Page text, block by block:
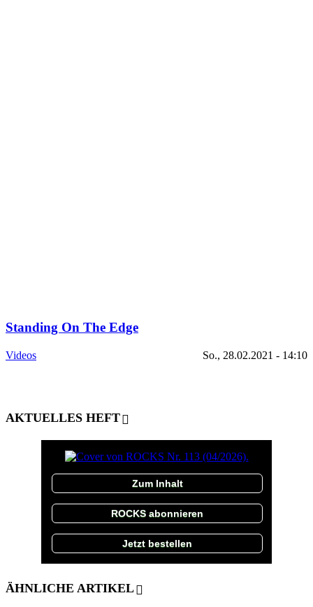
Standing On The Edge
Videos So., 28.02.2021 - 14:10
AKTUELLES HEFT
Zum Inhalt
ROCKS abonnieren
Jetzt bestellen
ÄHNLICHE ARTIKEL